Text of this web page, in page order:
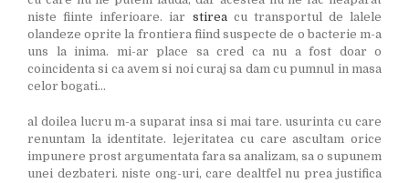
niste fiinte inferioare. iar stireacu transportul de lalele
olandeze oprite la frontiera fiind suspecte de o bacterie m-a
uns la inima. mi-ar place sa cred ca nu a fost doar o
coincidenta si ca avem si noi curaj sa dam cu pumnul in masa
celor bogati…
al doilea lucru m-a suparat insa si mai tare. usurinta cu care
renuntam la identitate. lejeritatea cu care ascultam orice
impunere prost argumentata fara sa analizam, sa o supunem
unei dezbateri. niste ong-uri, care dealtfel nu prea justifica